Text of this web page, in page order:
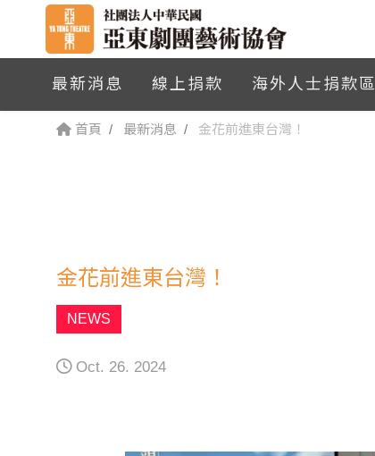
最新消息 線上捐款 海外人士捐款區
首頁 最新消息 金花前進東台灣！
金花前進東台灣！
NEWS
Oct. 26. 2024